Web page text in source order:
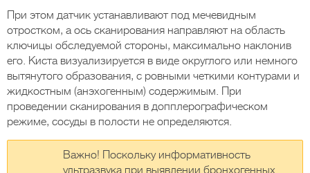
При этом датчик устанавливают под мечевидным
отростком, а ось сканирования направляют на область
ключицы обследуемой стороны, максимально наклонив
его. Киста визуализируется в виде округлого или немного
вытянутого образования, с ровными четкими контурами и
жидкостным (анэхогенным) содержимым. При
проведении сканирования в допплерографическом
режиме, сосуды в полости не определяются.
Важно! Поскольку информативность
ультразвука при выявлении бронхогенных